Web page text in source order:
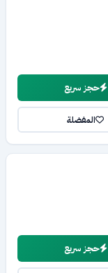
حجز سريع
المفضلة
حجز سريع